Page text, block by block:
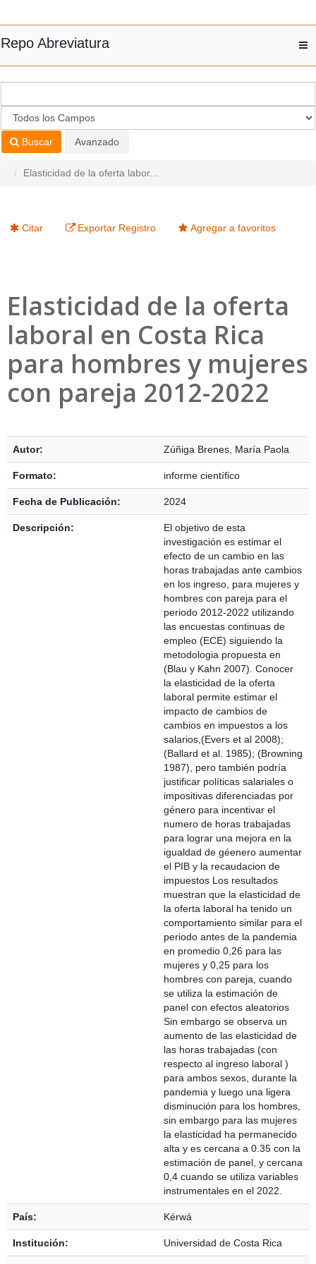
Repo Abreviatura
Buscar Avanzado
Elasticidad de la oferta labor...
Citar Exportar Registro Agregar a favoritos
Elasticidad de la oferta
laboral en Costa Rica
para hombres y mujeres
con pareja 2012-2022
Autor: Zúñiga Brenes, María Paola
Formato: informe científico
Fecha de Publicación: 2024
Descripción:
El objetivo de esta
investigación es estimar el
efecto de un cambio en las
horas trabajadas ante cambios
en los ingreso, para mujeres y
hombres con pareja para el
periodo 2012-2022 utilizando
las encuestas continuas de
empleo (ECE) siguiendo la
metodologia propuesta en
(Blau y Kahn 2007). Conocer
la elasticidad de la oferta
laboral permite estimar el
impacto de cambios de
cambios en impuestos a los
salarios,(Evers et al 2008);
(Ballard et al. 1985); (Browning
1987), pero también podría
justificar políticas salariales o
impositivas diferenciadas por
género para incentivar el
numero de horas trabajadas
para lograr una mejora en la
igualdad de géenero aumentar
el PIB y la recaudacion de
impuestos Los resultados
muestran que la elasticidad de
la oferta laboral ha tenido un
comportamiento similar para el
periodo antes de la pandemia
en promedio 0,26 para las
mujeres y 0,25 para los
hombres con pareja, cuando
se utiliza la estimación de
panel con efectos aleatorios
Sin embargo se observa un
aumento de las elasticidad de
las horas trabajadas (con
respecto al ingreso laboral )
para ambos sexos, durante la
pandemia y luego una ligera
disminución para los hombres,
sin embargo para las mujeres
la elasticidad ha permanecido
alta y es cercana a 0.35 con la
estimación de panel, y cercana
0,4 cuando se utiliza variables
instrumentales en el 2022.
País: Kérwá
Institución: Universidad de Costa Rica